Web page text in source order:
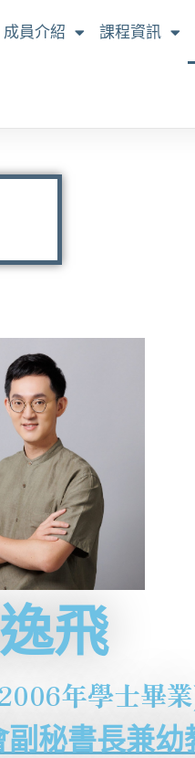
成員介紹 課程資訊
飛
年學士畢
秘書長兼幼